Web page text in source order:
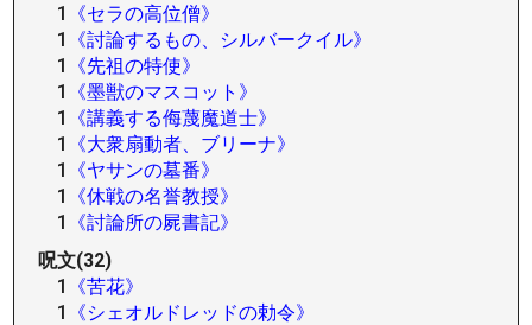
1
《セラの高位僧》
1
《討論するもの、シルバークイル》
1
《先祖の特使》
1
《墨獣のマスコット》
1
《講義する侮蔑魔道士》
1
《大衆扇動者、ブリーナ》
1
《ヤサンの墓番》
1
《休戦の名誉教授》
1
《討論所の屍書記》
呪文(32)
1
《苦花》
1
《シェオルドレッドの勅令》